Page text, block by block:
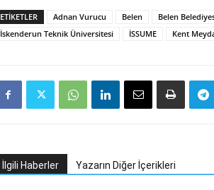
ETIKETLER Adnan Vurucu Belen Belen
İskenderun Teknik Üniversitesi
İSSUME Kent
İlgili Haberler Yazarın Diğer İçerikleri